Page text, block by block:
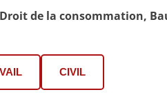
Droit de la consommation,
CIVIL